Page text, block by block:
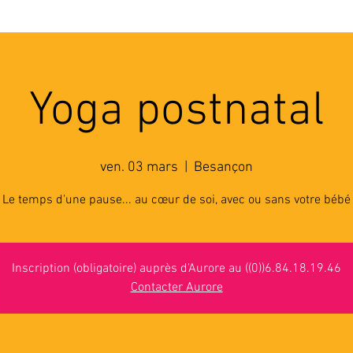
Yoga postnatal
ven. 03 mars Besançon
Le temps d'une pause... au cœur de soi, avec ou sans votre bébé
Inscription (obligatoire) auprès d'Aurore au ((0))6.84.18.19.46
Contacter Aurore